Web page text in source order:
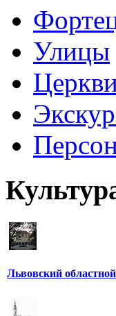
Улицы
Львовский